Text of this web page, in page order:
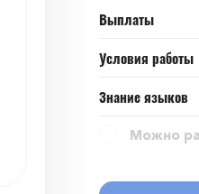
Выплаты
Условия работы
Знание языков
Можно